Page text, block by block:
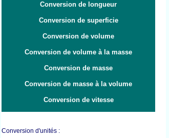
Conversion de longueur
Conversion de superficie
Conversion de volume
Conversion de volume à la masse
Conversion de masse
Conversion de masse à la volume
Conversion de vitesse
Conversion d'unités :